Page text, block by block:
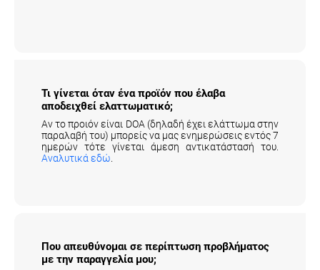
Τι γίνεται όταν ένα προϊόν που έλαβα
αποδειχθεί ελαττωματικό;
Αν το προιόν είναι DOA (δηλαδή έχει ελάττωμα στην
παραλαβή του) μπορείς να μας ενημερώσεις εντός 7
ημερών τότε γίνεται άμεση αντικατάστασή του.
Αναλυτικά εδώ
Που απευθύνομαι σε περίπτωση προβλήματος
με την παραγγελία μου;